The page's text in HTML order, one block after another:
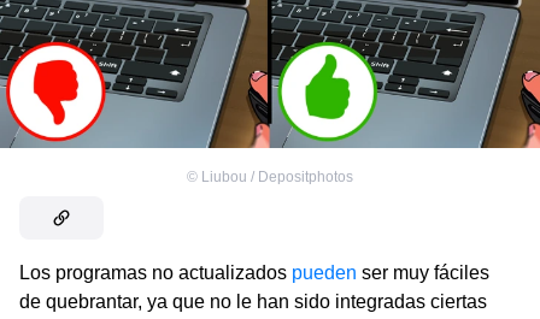
© Liubou / Depositphotos
Los programas no actualizados pueden ser muy fáciles
de quebrantar, ya que no le han sido integradas ciertas